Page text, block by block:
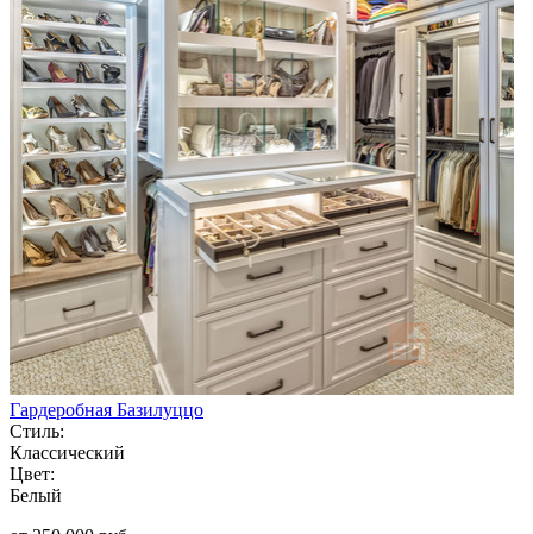
Гардеробная Базилуццо
Стиль:
Классический
Цвет:
Белый